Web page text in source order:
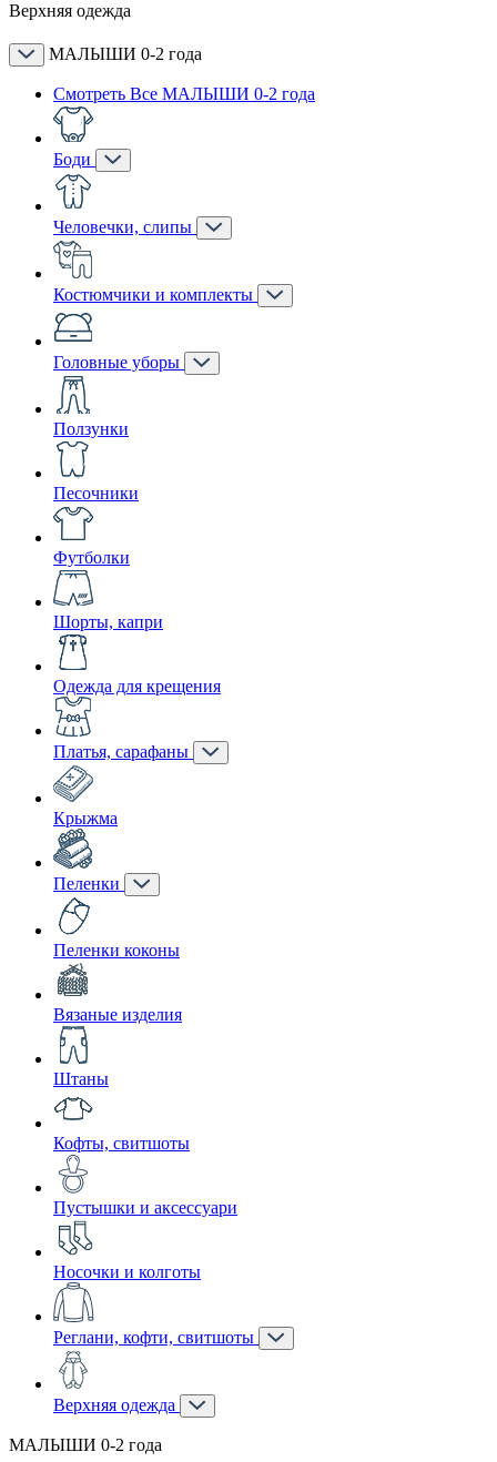
Верхняя одежда
МАЛЫШИ 0-2 года
Смотреть Все МАЛЫШИ 0-2 года
Боди
Человечки, слипы
Костюмчики и комплекты
Головные уборы
Ползунки
Песочники
Футболки
Шорты, капри
Одежда для крещения
Платья, сарафаны
Крыжма
Пеленки
Пеленки коконы
Вязаные изделия
Штаны
Кофты, свитшоты
Пустышки и аксессуари
Носочки и колготы
Реглани, кофти, свитшоты
Верхняя одежда
МАЛЫШИ 0-2 года